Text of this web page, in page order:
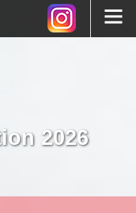
2026